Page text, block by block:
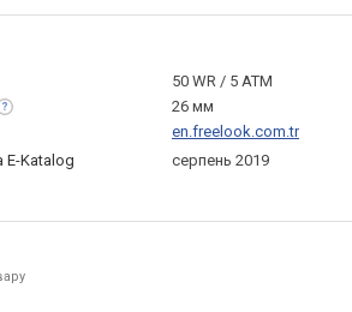
50 WR / 5 ATM
26 мм
en.freelook.com.tr
E-Katalog
серпень 2019